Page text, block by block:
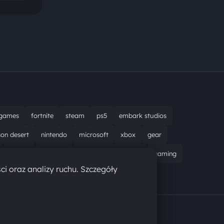
fortnite steam ps5 embark studios
desert nintendo microsoft xbox gear
gaming
oraz analizy ruchu. Szczegóły